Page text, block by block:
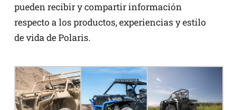
pueden recibir y compartir información
respecto a los productos, experiencias y estilo
de vida de Polaris.